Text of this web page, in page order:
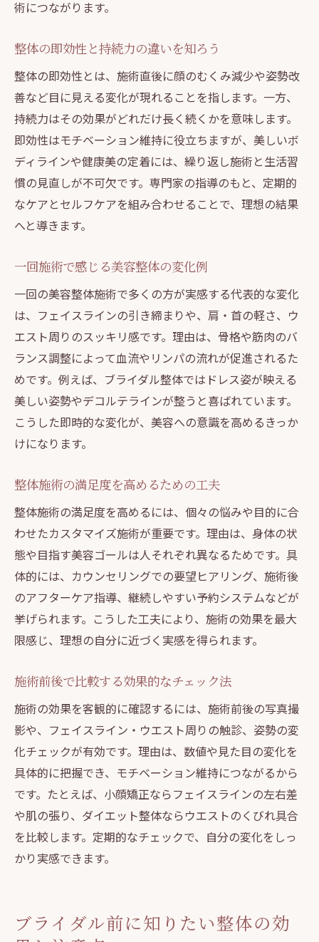
術につながります。
整体の即効性と持続力の違いを知ろう
整体の即効性とは、施術直後に顔のむくみ減少や姿勢改
善など目に見える変化が現れることを指します。一方、
持続力はその効果がどれだけ長く続くかを意味します。
即効性はモチベーション維持に役立ちますが、美しいボ
ディラインや健康美の定着には、繰り返し施術と生活習
慣の見直しが不可欠です。専門家の指導のもと、定期的
なケアとセルフケアを組み合わせることで、理想の結果
へと導きます。
一回施術で感じる美容整体の変化例
一回の美容整体施術で多くの方が実感する代表的な変化
は、フェイスラインの引き締まりや、肩・首の軽さ、ウ
エスト周りのスッキリ感です。理由は、骨格や筋肉のバ
ランス調整によって血流やリンパの流れが促進されるた
めです。例えば、ブライダル整体ではドレス姿が映える
美しい姿勢やデコルテラインが整うと喜ばれています。
こうした即時的な変化が、美容への意識を高めるきっか
けになります。
整体施術の満足度を高めるための工夫
整体施術の満足度を高めるには、個々の悩みや目的に合
わせたカスタマイズ施術が重要です。理由は、身体の状
態や目指す美容ゴールは人それぞれ異なるためです。具
体的には、カウンセリングでの要望ヒアリング、施術後
のアフターケア指導、継続しやすい予約システムなどが
挙げられます。こうした工夫により、施術の効果を最大
限感じ、理想の自分に近づく実感を得られます。
施術前後で比較する効果的なチェック法
施術の効果を客観的に確認するには、施術前後の写真撮
影や、フェイスライン・ウエスト周りの触診、姿勢の変
化チェックが有効です。理由は、数値や見た目の変化を
具体的に把握でき、モチベーション維持につながるから
です。たとえば、小顔矯正ならフェイスラインの左右差
や肌の張り、ダイエット整体ならウエストのくびれ具合
を比較します。定期的なチェックで、自分の変化をしっ
かり実感できます。
ブライダル前に知りたい整体の効